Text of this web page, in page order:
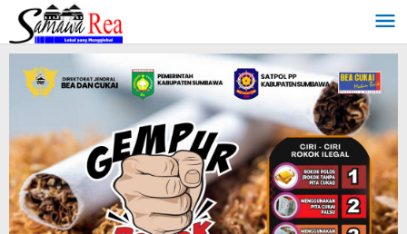
Lewati
konten